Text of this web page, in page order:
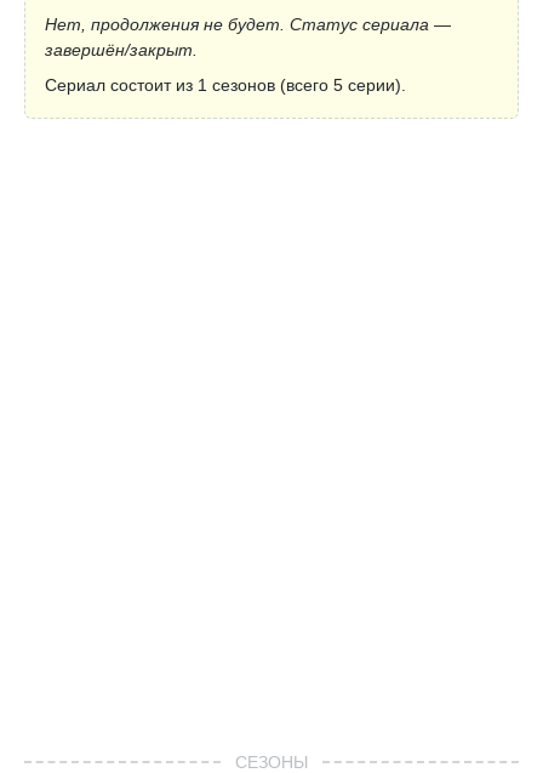
Нет, продолжения не будет. Статус сериала —
завершён/закрыт.
Сериал состоит из 1 сезонов (всего 5 серии).
СЕЗОНЫ